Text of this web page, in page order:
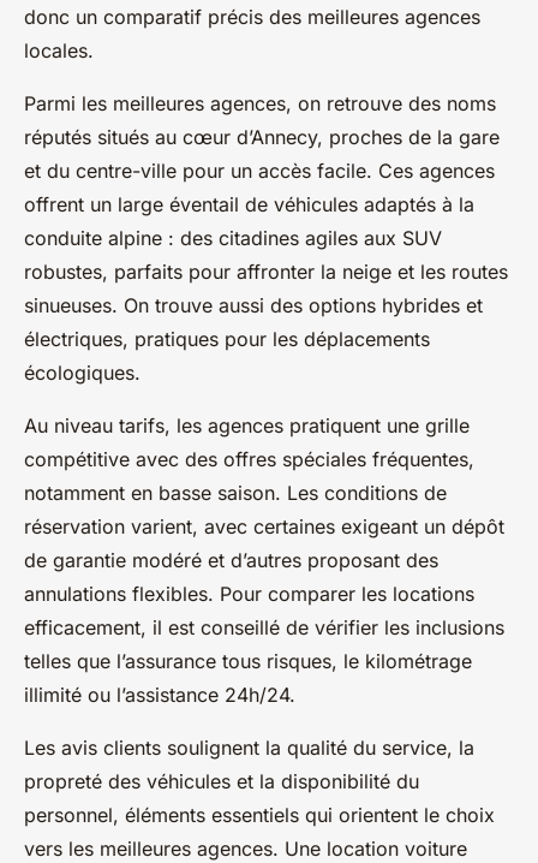
donc un comparatif précis des meilleures agences
locales.
Parmi les meilleures agences, on retrouve des noms
réputés situés au cœur d’Annecy, proches de la gare
et du centre-ville pour un accès facile. Ces agences
offrent un large éventail de véhicules adaptés à la
conduite alpine : des citadines agiles aux SUV
robustes, parfaits pour affronter la neige et les routes
sinueuses. On trouve aussi des options hybrides et
électriques, pratiques pour les déplacements
écologiques.
Au niveau tarifs, les agences pratiquent une grille
compétitive avec des offres spéciales fréquentes,
notamment en basse saison. Les conditions de
réservation varient, avec certaines exigeant un dépôt
de garantie modéré et d’autres proposant des
annulations flexibles. Pour comparer les locations
efficacement, il est conseillé de vérifier les inclusions
telles que l’assurance tous risques, le kilométrage
illimité ou l’assistance 24h/24.
Les avis clients soulignent la qualité du service, la
propreté des véhicules et la disponibilité du
personnel, éléments essentiels qui orientent le choix
vers les meilleures agences. Une location voiture